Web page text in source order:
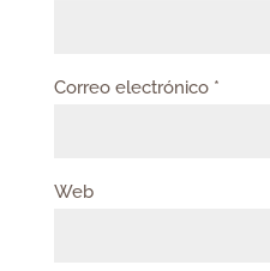
Correo electrónico *
Web